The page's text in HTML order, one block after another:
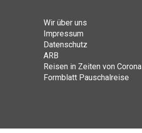
Wir über uns
Impressum
Datenschutz
ARB
Reisen in Zeiten von Corona
Formblatt Pauschalreise